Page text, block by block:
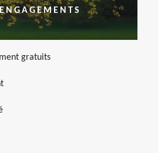
gratuits